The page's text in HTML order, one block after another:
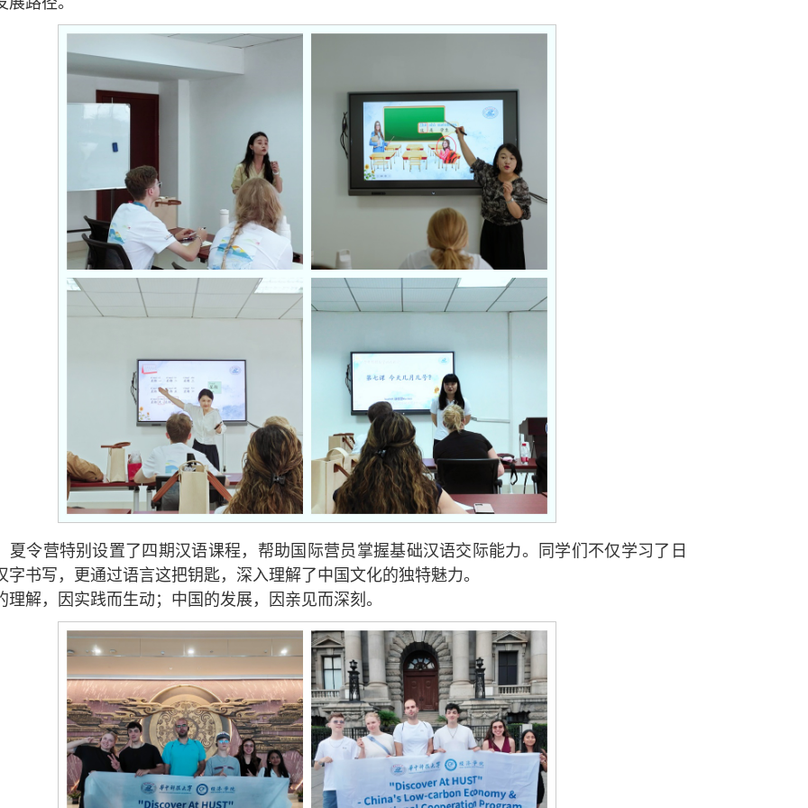
夏令营特别设置了四期汉语课程，帮助国际营员掌握基础汉语交际能力。同学们不仅学习了日
字书写，更通过语言这把钥匙，深入理解了中国文化的独特魅力。
理解，因实践而生动；中国的发展，因亲见而深刻。